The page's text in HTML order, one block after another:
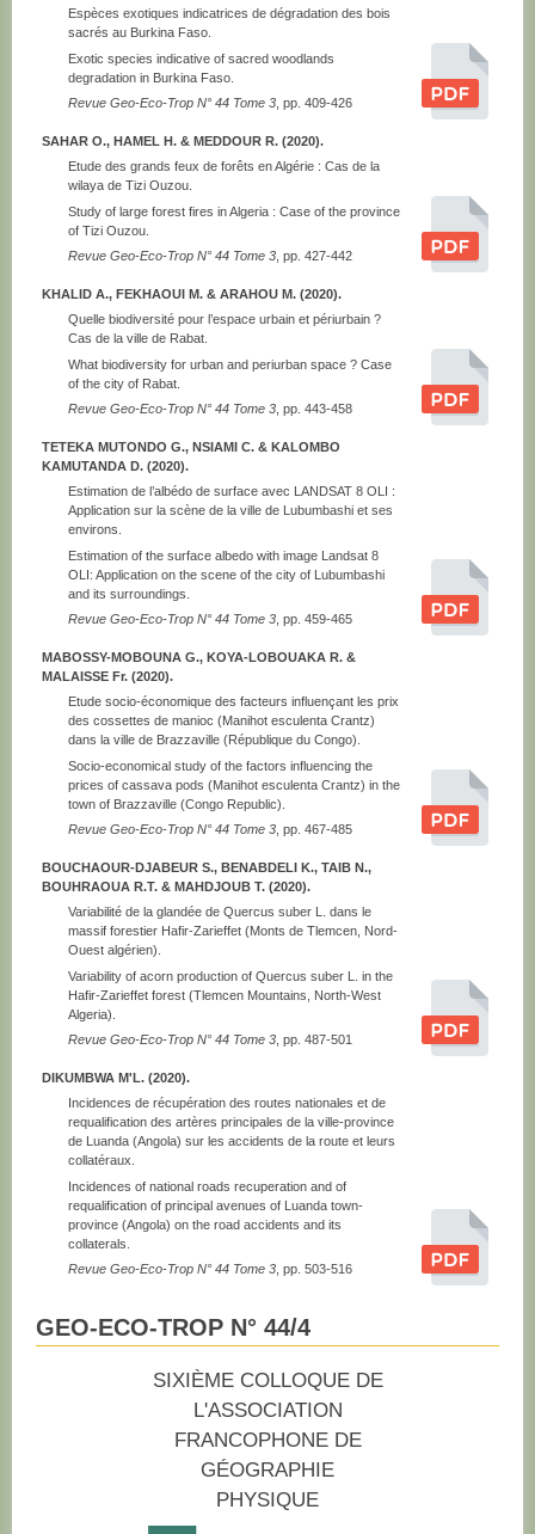
Espèces exotiques indicatrices de dégradation des bois
sacrés au Burkina Faso.
Exotic species indicative of sacred woodlands
degradation in Burkina Faso.
Revue Geo-Eco-Trop N° 44 Tome 3 , pp. 409-426
SAHAR O., HAMEL H. & MEDDOUR R. (2020).
Etude des grands feux de forêts en Algérie : Cas de la
wilaya de Tizi Ouzou.
Study of large forest fires in Algeria : Case of the province
of Tizi Ouzou.
Revue Geo-Eco-Trop N° 44 Tome 3 , pp. 427-442
KHALID A., FEKHAOUI M. & ARAHOU M. (2020).
Quelle biodiversité pour l’espace urbain et périurbain ?
Cas de la ville de Rabat.
What biodiversity for urban and periurban space ? Case
of the city of Rabat.
Revue Geo-Eco-Trop N° 44 Tome 3 , pp. 443-458
TETEKA MUTONDO G., NSIAMI C. & KALOMBO
KAMUTANDA D. (2020).
Estimation de l’albédo de surface avec LANDSAT 8 OLI :
Application sur la scène de la ville de Lubumbashi et ses
environs.
Estimation of the surface albedo with image Landsat 8
OLI: Application on the scene of the city of Lubumbashi
and its surroundings.
Revue Geo-Eco-Trop N° 44 Tome 3 , pp. 459-465
MABOSSY-MOBOUNA G., KOYA-LOBOUAKA R. &
MALAISSE Fr. (2020).
Etude socio-économique des facteurs influençant les prix
des cossettes de manioc (Manihot esculenta Crantz)
dans la ville de Brazzaville (République du Congo).
Socio-economical study of the factors influencing the
prices of cassava pods (Manihot esculenta Crantz) in the
town of Brazzaville (Congo Republic).
Revue Geo-Eco-Trop N° 44 Tome 3 , pp. 467-485
BOUCHAOUR-DJABEUR S., BENABDELI K., TAIB N.,
BOUHRAOUA R.T. & MAHDJOUB T. (2020).
Variabilité de la glandée de Quercus suber L. dans le
massif forestier Hafir-Zarieffet (Monts de Tlemcen, Nord-
Ouest algérien).
Variability of acorn production of Quercus suber L. in the
Hafir-Zarieffet forest (Tlemcen Mountains, North-West
Algeria).
Revue Geo-Eco-Trop N° 44 Tome 3 , pp. 487-501
DIKUMBWA M'L. (2020).
Incidences de récupération des routes nationales et de
requalification des artères principales de la ville-province
de Luanda (Angola) sur les accidents de la route et leurs
collatéraux.
Incidences of national roads recuperation and of
requalification of principal avenues of Luanda town-
province (Angola) on the road accidents and its
collaterals.
Revue Geo-Eco-Trop N° 44 Tome 3 , pp. 503-516
GEO-ECO-TROP N° 44/4
SIXIÈME COLLOQUE DE
L'ASSOCIATION
FRANCOPHONE DE
GÉOGRAPHIE
PHYSIQUE